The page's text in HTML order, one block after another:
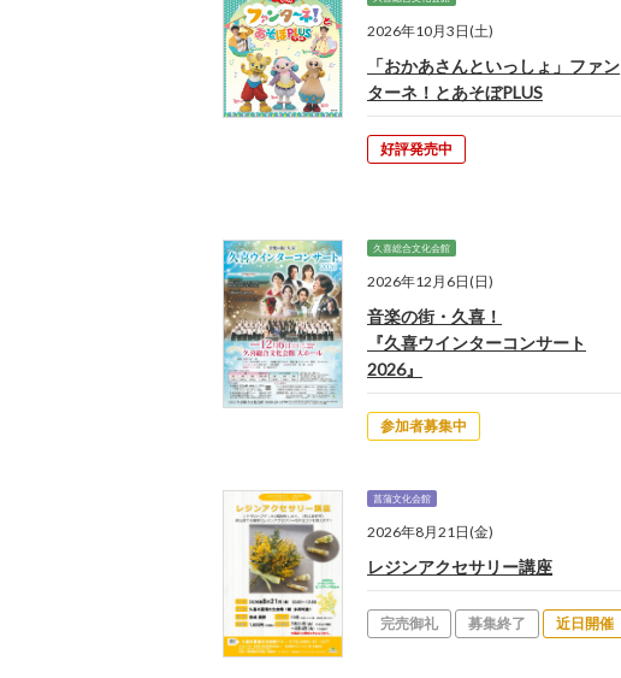
2026年10月3日(土)
「おかあさんといっしょ」ファン
ターネ！とあそぼPLUS
好評発売中
久喜総合文化会館
2026年12月6日(日)
音楽の街・久喜！
『久喜ウインターコンサート
2026』
参加者募集中
菖蒲文化会館
2026年8月21日(金)
レジンアクセサリー講座
完売御礼 募集終了 近日開催